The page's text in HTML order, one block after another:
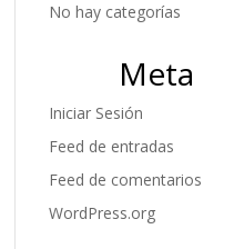
No hay categorías
Meta
Iniciar Sesión
Feed de entradas
Feed de comentarios
WordPress.org